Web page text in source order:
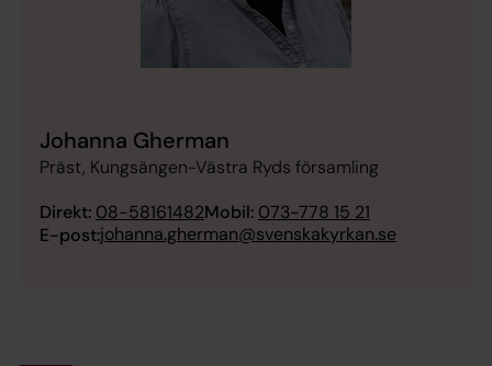
Johanna Gherman
Präst, Kungsängen-Västra Ryds församling
Direkt: 08-58161482Mobil: 073-778 15 21
E-post:johanna.gherman@svenskakyrkan.se